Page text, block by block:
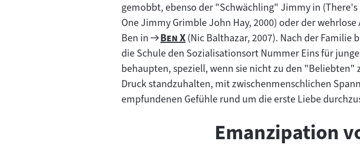
gemobbt, ebenso der "Schwächling" Jimmy in (There's
One Jimmy Grimble John Hay, 2000) oder der
Ben in
Zum
Filmarchiv:
"
Ben X"(Nic Balthazar, 2007). Nach der Familie
die Schule den Sozialisationsort Nummer Eins für
behaupten, speziell, wenn sie nicht zu den
Druck standzuhalten, mit zwischenmenschlichen
empfundenen Gefühle rund um die erste Liebe
Emanzipation